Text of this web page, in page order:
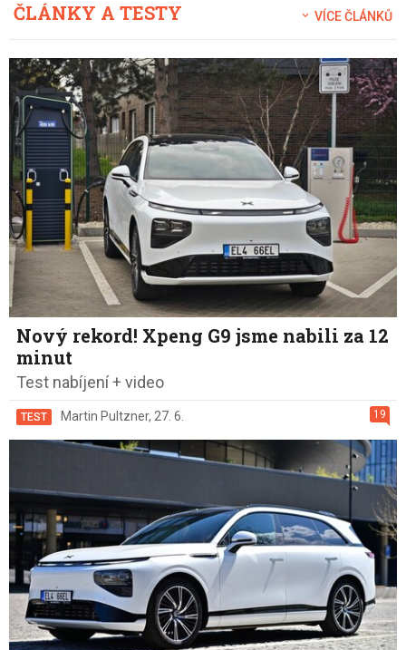
ČLÁNKY A TESTY VÍCE ČLÁNKŮ
Nový rekord! Xpeng G9 jsme nabili za 12
minut
Test nabíjení + video
19
TEST Martin Pultzner, 27. 6.